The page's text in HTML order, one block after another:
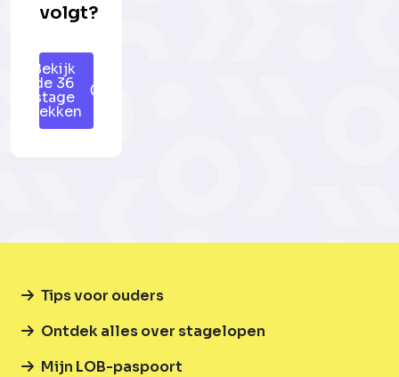
volgt?
Bekijk
de 36
stage
plekken
Tips voor ouders
Ontdek alles over stagelopen
Mijn LOB-paspoort